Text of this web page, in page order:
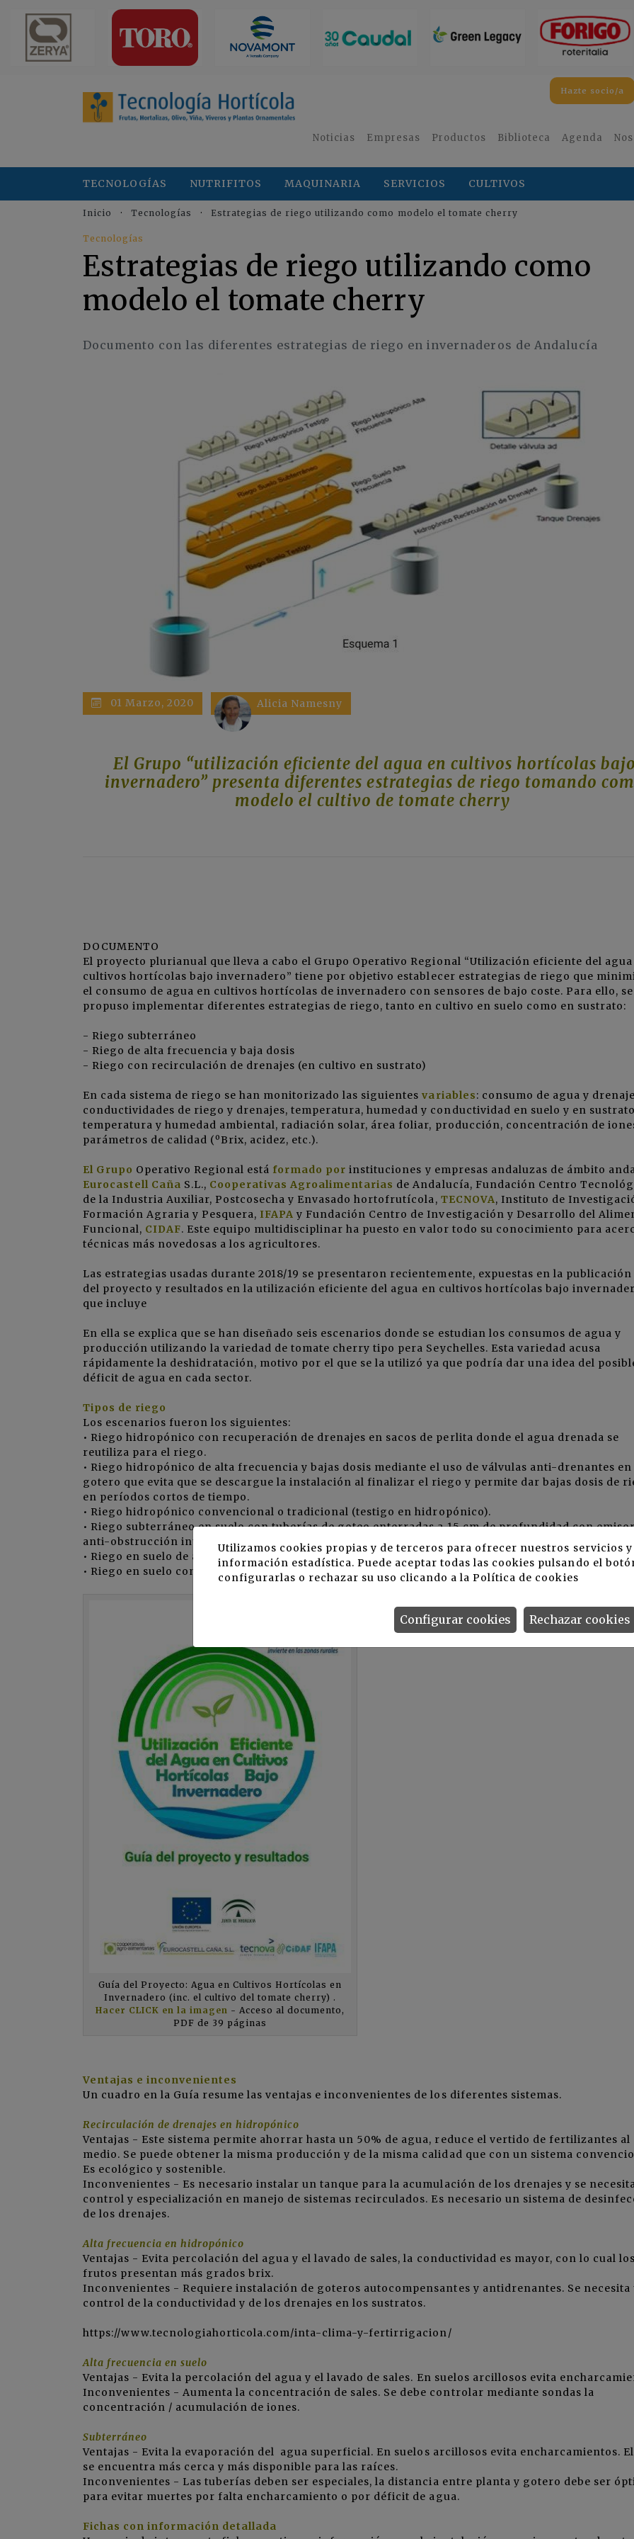
Hazte socio/a
Noticias Empresas Productos Biblioteca Agenda
TECNOLOGÍAS NUTRIFITOS MAQUINARIA SERVICIOS CULTIVOS
Inicio Tecnologías Estrategias de riego utilizando como modelo el tomate cherry
Tecnologías
Estrategias de riego utilizando como
modelo el tomate cherry
Documento con las diferentes estrategias de riego en invernaderos de Andalucía
01 Marzo, 2020 Alicia Namesny
El Grupo “utilización eficiente del agua en cultivos hortícolas
invernadero” presenta diferentes estrategias de riego tomando
modelo el cultivo de tomate cherry
DOCUMENTO
El proyecto plurianual que lleva a cabo el Grupo Operativo Regional “Utilización eficiente del
cultivos hortícolas bajo invernadero” tiene por objetivo establecer estrategias de riego que
el consumo de agua en cultivos hortícolas de invernadero con sensores de bajo coste. Para ello, se
propuso implementar diferentes estrategias de riego, tanto en cultivo en suelo como en sustrato:
- Riego subterráneo
- Riego de alta frecuencia y baja dosis
- Riego con recirculación de drenajes (en cultivo en sustrato)
En cada sistema de riego se han monitorizado las siguientesvariables: consumo de agua y
conductividades de riego y drenajes, temperatura, humedad y conductividad en suelo y en
temperatura y humedad ambiental, radiación solar, área foliar, producción, concentración de
parámetros de calidad (ºBrix, acidez, etc.).
El Grupo Operativo Regional está formado por instituciones y empresas andaluzas de ámbito
Eurocastell Caña S.L., Cooperativas Agroalimentarias de Andalucía, Fundación Centro
de la Industria Auxiliar, Postcosecha y Envasado hortofrutícola, TECNOVA, Instituto de
Formación Agraria y Pesquera, IFAPA y Fundación Centro de Investigación y Desarrollo del
Funcional, CIDAF. Este equipo multidisciplinar ha puesto en valor todo su conocimiento para
técnicas más novedosas a los agricultores.
Las estrategias usadas durante 2018/19 se presentaron recientemente, expuestas en la publicación
del proyecto y resultados en la utilización eficiente del agua en cultivos hortícolas bajo
que incluye
En ella se explica que se han diseñado seis escenarios donde se estudian los consumos de agua y
producción utilizando la variedad de tomate cherry tipo pera Seychelles. Esta variedad acusa
rápidamente la deshidratación, motivo por el que se la utilizó ya que podría dar una idea del
déficit de agua en cada sector.
Tipos de riego
Los escenarios fueron los siguientes:
• Riego hidropónico con recuperación de drenajes en sacos de perlita donde el agua drenada se
reutiliza para el riego.
• Riego hidropónico de alta frecuencia y bajas dosis mediante el uso de válvulas anti-drenantes en
gotero que evita que se descargue la instalación al finalizar el riego y permite dar bajas dosis de
en períodos cortos de tiempo.
• Riego hidropónico convencional o tradicional (testigo en hidropónico).
• Riego subterráneo en suelo con tuberías de goteo enterradas a 15 cm de profundidad con
anti-obstrucción integrados en las líneas de riego.
• Riego en suelo de alta frecuencia y baja dosis.
• Riego en suelo convencional (testigo en suelo).
Guía del Proyecto: Agua en Cultivos Hortícolas en
Invernadero (inc. el cultivo del tomate cherry) .
Hacer CLICK en la imagen - Acceso al documento,
PDF de 39 páginas
Ventajas e inconvenientes
Un cuadro en la Guía resume las ventajas e inconvenientes de los diferentes sistemas.
Recirculación de drenajes en hidropónico
Ventajas - Este sistema permite ahorrar hasta un 50% de agua, reduce el vertido de fertilizantes al
medio. Se puede obtener la misma producción y de la misma calidad que con un sistema
Es ecológico y sostenible.
Inconvenientes - Es necesario instalar un tanque para la acumulación de los drenajes y se
control y especialización en manejo de sistemas recirculados. Es necesario un sistema de
de los drenajes.
Alta frecuencia en hidropónico
Ventajas - Evita percolación del agua y el lavado de sales, la conductividad es mayor, con lo cual
frutos presentan más grados brix.
Inconvenientes - Requiere instalación de goteros autocompensantes y antidrenantes. Se necesita
control de la conductividad y de los drenajes en los sustratos.
https://www.tecnologiahorticola.com/inta-clima-y-fertirrigacion/
Alta frecuencia en suelo
Ventajas - Evita la percolación del agua y el lavado de sales. En suelos arcillosos evita
Inconvenientes - Aumenta la concentración de sales. Se debe controlar mediante sondas la
concentración / acumulación de iones.
Subterráneo
Ventajas - Evita la evaporación del agua superficial. En suelos arcillosos evita encharcamientos.
se encuentra más cerca y más disponible para las raíces.
Inconvenientes - Las tuberías deben ser especiales, la distancia entre planta y gotero debe ser
para evitar muertes por falta encharcamiento o por déficit de agua.
Fichas con información detallada
Utilizamos cookies propias y de terceros para ofrecer nuestros servicios
información estadística. Puede aceptar todas las cookies pulsando el
configurarlas o rechazar su uso clicando a laPolítica de cookies
Rechazar cookies
Configurar cookies